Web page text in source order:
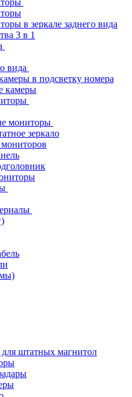
в зеркале заднего вида
3 в 1
вида
в подсветку номера
камеры
мониторы
зеркало
штатных магнитол